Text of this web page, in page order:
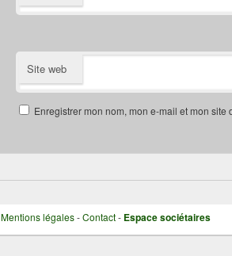
Site web
Enregistrer mon nom, mon e-mail et mon
Mentions légales-Contact- Espace sociétaires